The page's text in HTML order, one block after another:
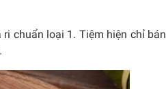
chuẩn loại 1. Tiệm hiện chỉ bán